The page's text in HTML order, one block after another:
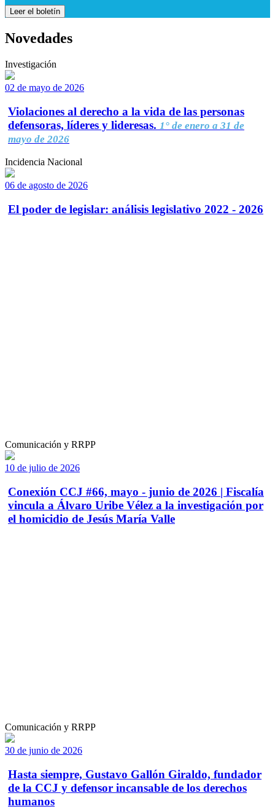
Leer el boletín
Novedades
Investigación
02 de mayo de 2026
Violaciones al derecho a la vida de las personas
defensoras, líderes y lideresas. 1° de enero a 31 de
mayo de 2026
Incidencia Nacional
06 de agosto de 2026
El poder de legislar: análisis legislativo 2022 - 2026
Comunicación y RRPP
10 de julio de 2026
Conexión CCJ #66, mayo - junio de 2026 | Fiscalía
vincula a Álvaro Uribe Vélez a la investigación por
el homicidio de Jesús María Valle
Comunicación y RRPP
30 de junio de 2026
Hasta siempre, Gustavo Gallón Giraldo, fundador
de la CCJ y defensor incansable de los derechos
humanos